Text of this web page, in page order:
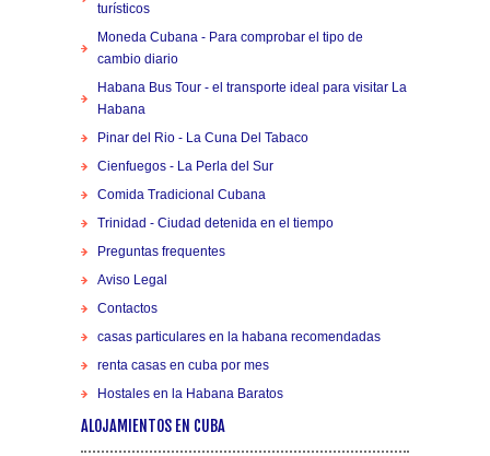
turísticos
Moneda Cubana - Para comprobar el tipo de
cambio diario
Habana Bus Tour - el transporte ideal para visitar La
Habana
Pinar del Rio - La Cuna Del Tabaco
Cienfuegos - La Perla del Sur
Comida Tradicional Cubana
Trinidad - Ciudad detenida en el tiempo
Preguntas frequentes
Aviso Legal
Contactos
casas particulares en la habana recomendadas
renta casas en cuba por mes
Hostales en la Habana Baratos
ALOJAMIENTOS EN CUBA